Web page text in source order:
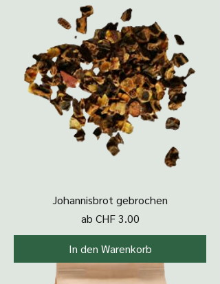
Johannisbrot gebrochen
ab CHF 3.00
Sale-Preis
In den Warenkorb